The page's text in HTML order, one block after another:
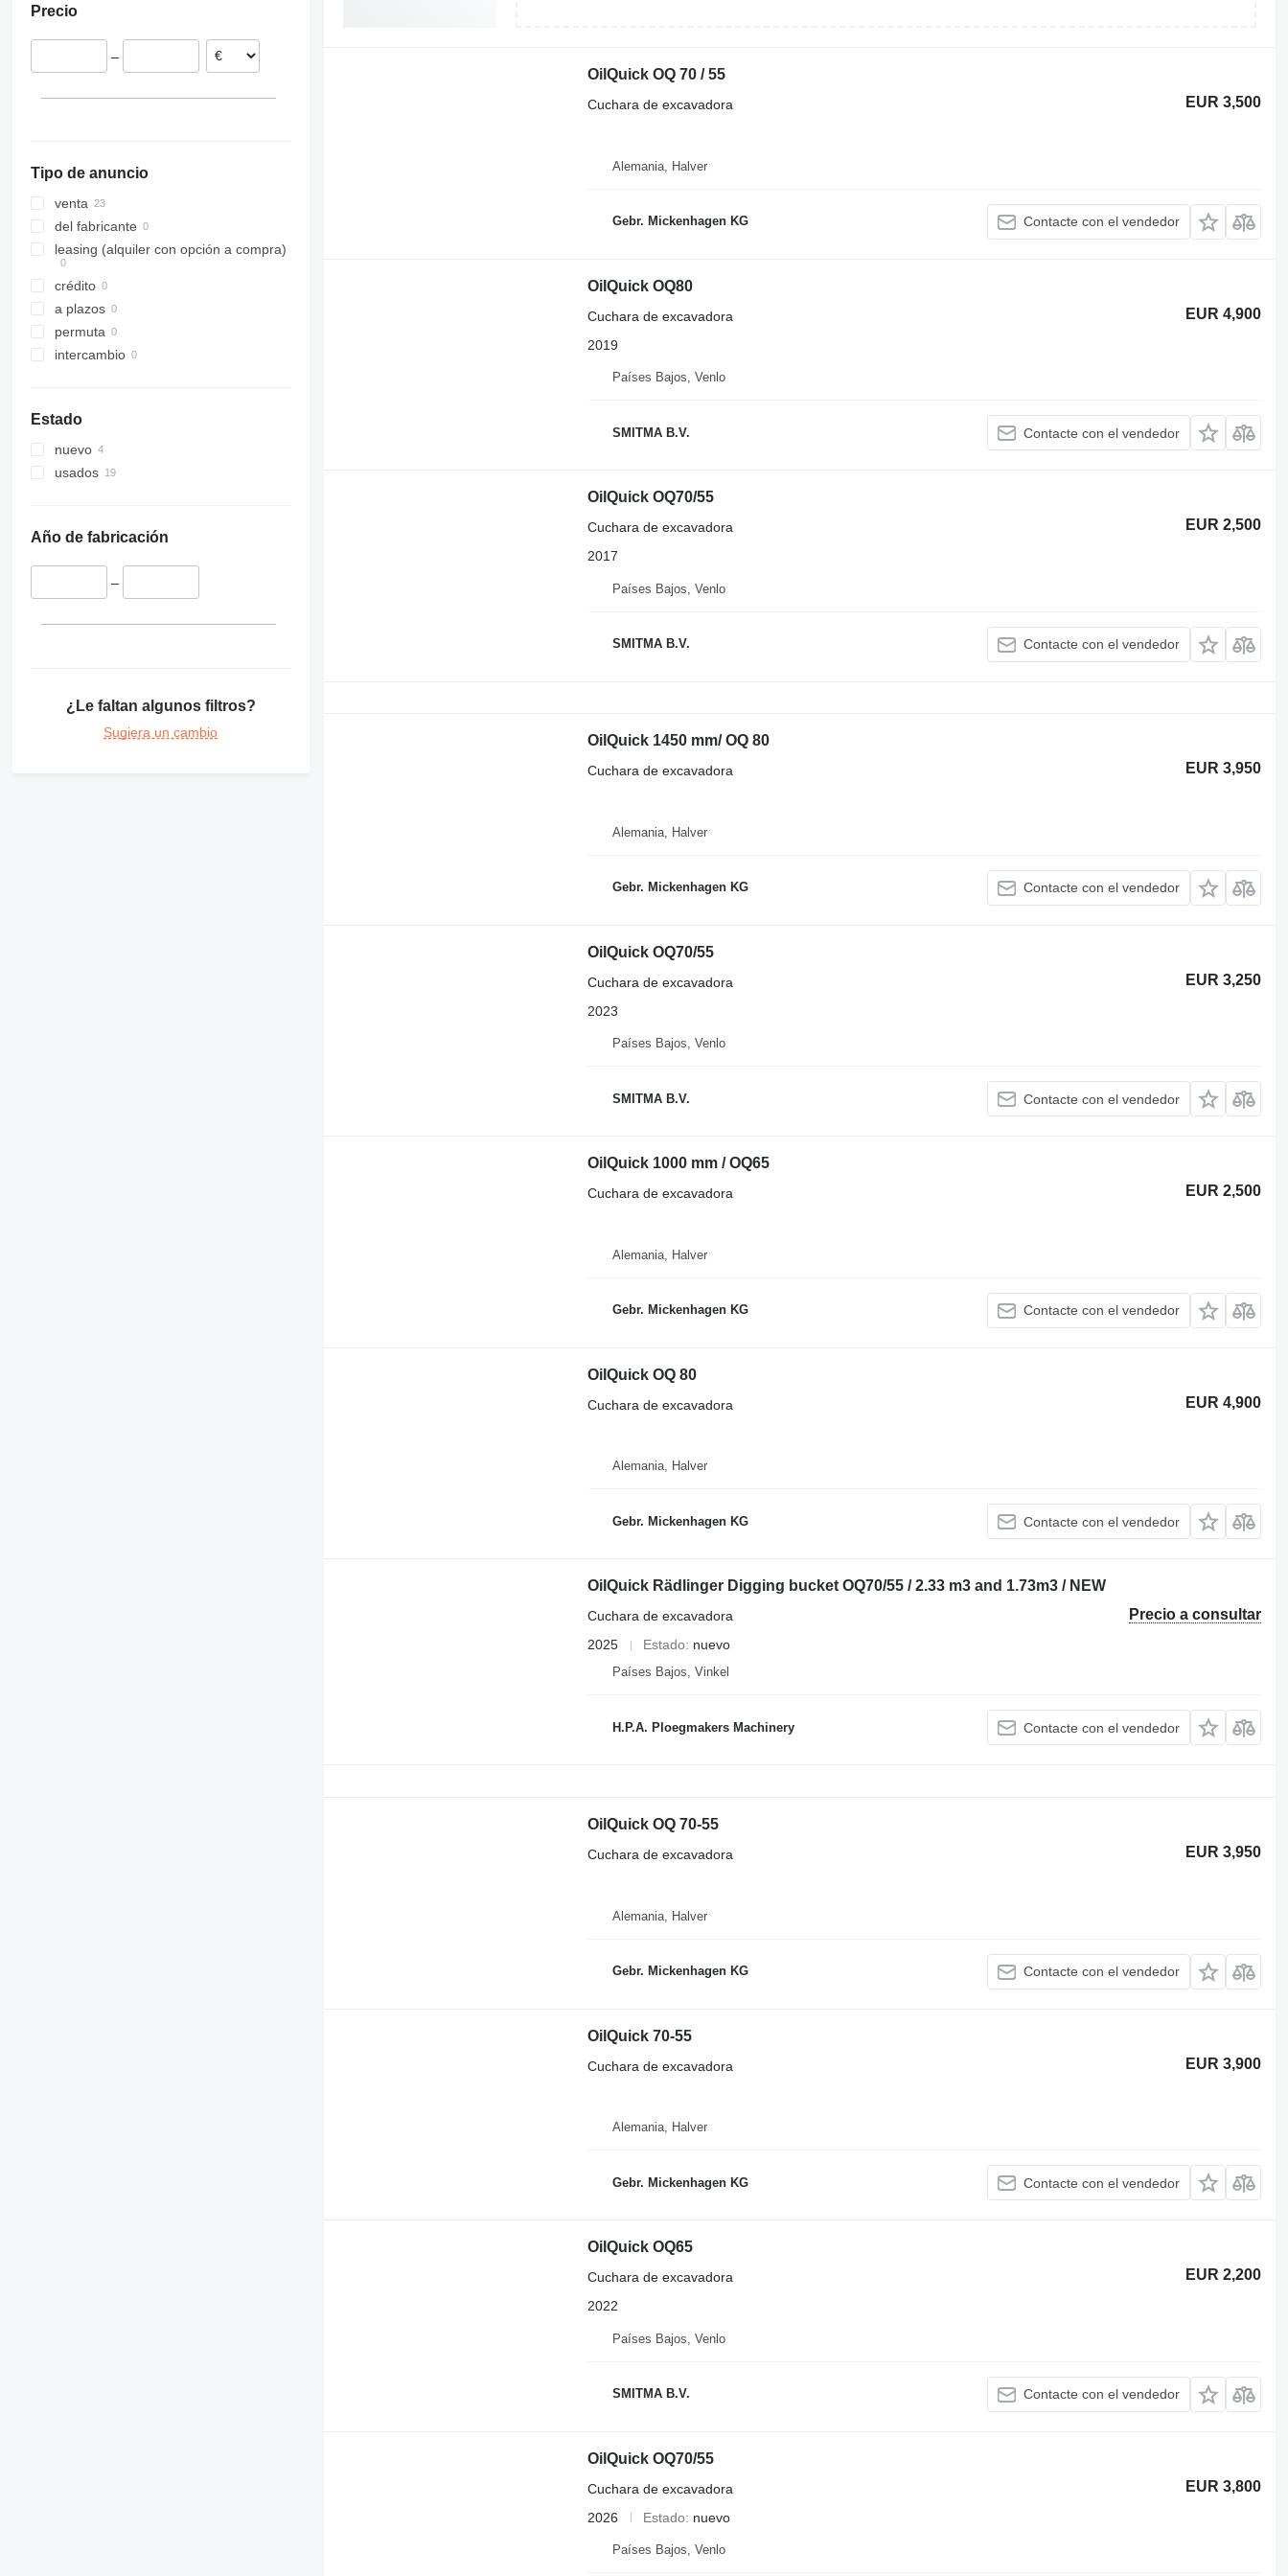
329
330
365
374
390
395
420
428
432
438
M-series
V-series
Precio
–
Tipo de anuncio
venta
del fabricante
leasing (alquiler con opción a compra)
crédito
a plazos
permuta
intercambio
Estado
nuevo
usados
Año de fabricación
–
¿Le faltan algunos filtros?
Sugiera un cambio
OilQuick OQ 70 / 55
EUR 3,500
Cuchara de excavadora
Alemania, Halver
Gebr. Mickenhagen KG Contacte con el vendedor
OilQuick OQ80
EUR 4,900
Cuchara de excavadora
2019
Países Bajos, Venlo
SMITMA B.V. Contacte con el vendedor
OilQuick OQ70/55
EUR 2,500
Cuchara de excavadora
2017
Países Bajos, Venlo
SMITMA B.V. Contacte con el vendedor
OilQuick 1450 mm/ OQ 80
EUR 3,950
Cuchara de excavadora
Alemania, Halver
Gebr. Mickenhagen KG Contacte con el vendedor
OilQuick OQ70/55
EUR 3,250
Cuchara de excavadora
2023
Países Bajos, Venlo
SMITMA B.V. Contacte con el vendedor
OilQuick 1000 mm / OQ65
EUR 2,500
Cuchara de excavadora
Alemania, Halver
Gebr. Mickenhagen KG Contacte con el vendedor
OilQuick OQ 80
EUR 4,900
Cuchara de excavadora
Alemania, Halver
Gebr. Mickenhagen KG Contacte con el vendedor
OilQuick Rädlinger Digging bucket OQ70/55 / 2.33 m3 and 1.73m3 / NEW
Precio a consultar
Cuchara de excavadora
2025
Estado nuevo
Países Bajos, Vinkel
H.P.A. Ploegmakers Machinery Contacte con el vendedor
OilQuick OQ 70-55
EUR 3,950
Cuchara de excavadora
Alemania, Halver
Gebr. Mickenhagen KG Contacte con el vendedor
OilQuick 70-55
EUR 3,900
Cuchara de excavadora
Alemania, Halver
Gebr. Mickenhagen KG Contacte con el vendedor
OilQuick OQ65
EUR 2,200
Cuchara de excavadora
2022
Países Bajos, Venlo
SMITMA B.V. Contacte con el vendedor
OilQuick OQ70/55
EUR 3,800
Cuchara de excavadora
2026
Estado nuevo
Países Bajos, Venlo